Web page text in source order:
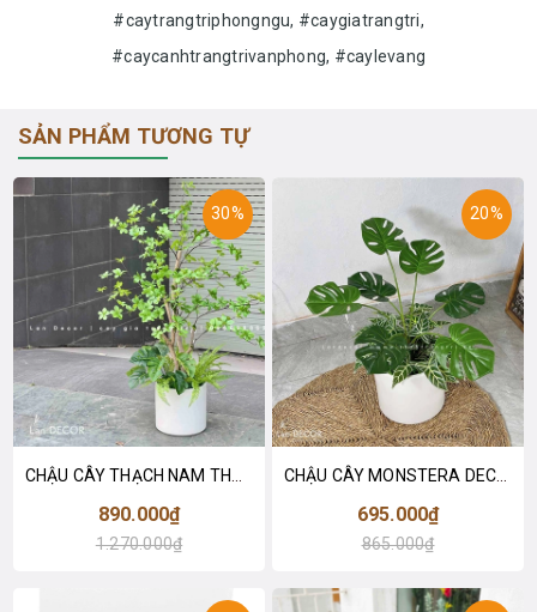
#caytrangtriphongngu, #caygiatrangtri,
#caycanhtrangtrivanphong, #caylevang
SẢN PHẨM TƯƠNG TỰ
30%
890.000₫
1.270.000₫
20%
CHẬU CÂY MONSTERA DECOR NHÀ XINH- CC721
695.000₫
865.000₫